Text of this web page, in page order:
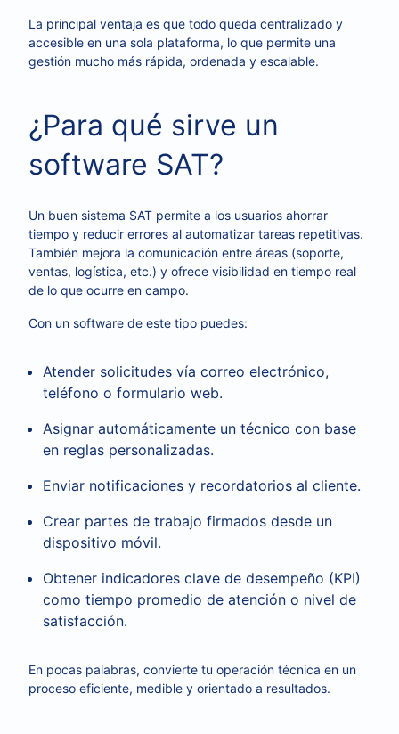
La principal ventaja es que todo queda centralizado y
accesible en una sola plataforma, lo que permite una
gestión mucho más rápida, ordenada y escalable.
¿Para qué sirve un
software SAT?
Un buen sistema SAT permite a los usuarios ahorrar
tiempo y reducir errores al automatizar tareas repetitivas.
También mejora la comunicación entre áreas (soporte,
ventas, logística, etc.) y ofrece visibilidad en tiempo real
de lo que ocurre en campo.
Con un software de este tipo puedes:
Atender solicitudes vía correo electrónico,
teléfono o formulario web.
Asignar automáticamente un técnico con base
en reglas personalizadas.
Enviar notificaciones y recordatorios al cliente.
Crear partes de trabajo firmados desde un
dispositivo móvil.
Obtener indicadores clave de desempeño (KPI)
como tiempo promedio de atención o nivel de
satisfacción.
En pocas palabras, convierte tu operación técnica en un
proceso eficiente, medible y orientado a resultados.